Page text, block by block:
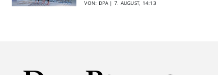
VON: DPA | 7. AUGUST, 14:13